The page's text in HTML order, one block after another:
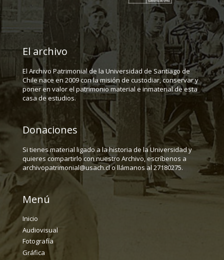
El archivo
El Archivo Patrimonial de la Universidad de Santiago de
Chile nace en 2009 con la misión de custodiar, conservar y
poner en valor el patrimonio material e inmaterial de esta
casa de estudios.
Donaciones
Si tienes material ligado a la historia de la Universidad y
quieres compartirlo con nuestro Archivo, escríbenos a
archivopatrimonial@usach.cl o llámanos al 27180275.
Menú
Inicio
Audiovisual
Fotografía
Gráfica